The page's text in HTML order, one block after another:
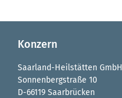
Konzern
Saarland-Heilstätten GmbH
Sonnenbergstraße 10
D-66119 Saarbrücken